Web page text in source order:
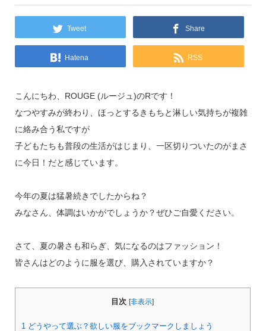
Tweet Share
Hatena RSS
こんにちわ、ROUGE (ルージュ)のRです！
なつやすみが終わり、ほっとするきもちと淋しい気持ちが複雑
に絡み合う私ですが
子どもたちも普段の生活がはじまり、一区切りついたのがまさ
に今日！だと感じています。
今年の夏は猛暑続きでしたからね？
みなさん、体調はいかがでしょうか？ぜひご自愛ください。
さて、夏の暑さも和らぎ、気になるのはファッション！
皆さんはどのように服を選び、購入されていますか？
目次 [非表示]
1 どうやって選ぶ？欲しい服をブックマークしましょう